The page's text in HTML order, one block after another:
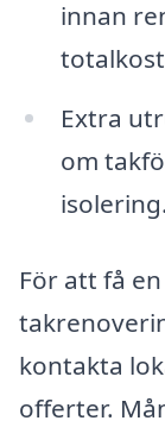
innan
Extra
om
isolering.
För att få
kontakta
offerter.